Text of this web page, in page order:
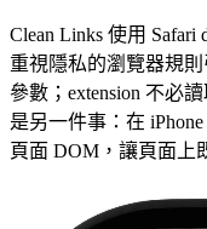
Clean Links 使用 Safari
重視隱私的瀏覽器規
參數；extension 不必
是另一件事：在
頁面 DOM，讓頁面上